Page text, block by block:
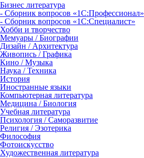
Бизнес литература
- Сборник вопросов «1С:Профессионал»
- Сборник вопросов «1С:Специалист»
Хобби и творчество
Мемуары / Биографии
Дизайн / Архитектура
Живопись / Графика
Кино / Музыка
Наука / Техника
История
Иностранные языки
Компьютерная литература
Медицина / Биология
Учебная литература
Психология / Саморазвитие
Религия / Эзотерика
Философия
Фотоискусство
Художественная литература